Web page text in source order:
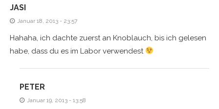
JASI
Januar 18, 2013 - 23:57
Hahaha, ich dachte zuerst an Knoblauch, bis ich gelesen
habe, dass du es im Labor verwendest
PETER
Januar 19, 2013 - 13:58